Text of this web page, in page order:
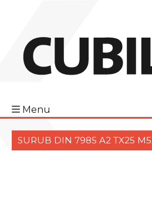
Menu
SURUB DIN 7985 A2 TX25